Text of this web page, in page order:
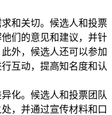
和关切。候选人和投票
们的意见和建议，并针
外，候选人还可以参加
互动，提高知名度和认
化。候选人和投票团队
，并通过宣传材料和口